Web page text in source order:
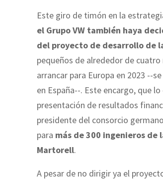
Este giro de timón en la
el Grupo VW también haya
del proyecto de desarrollo de
pequeños de alrededor de
arrancar para Europa en 2023 --
en España--. Este encargo, que
presentación de resultados
presidente del consorcio
para más de 300 ingenieros de
Martorell.
A pesar de no dirigir ya el